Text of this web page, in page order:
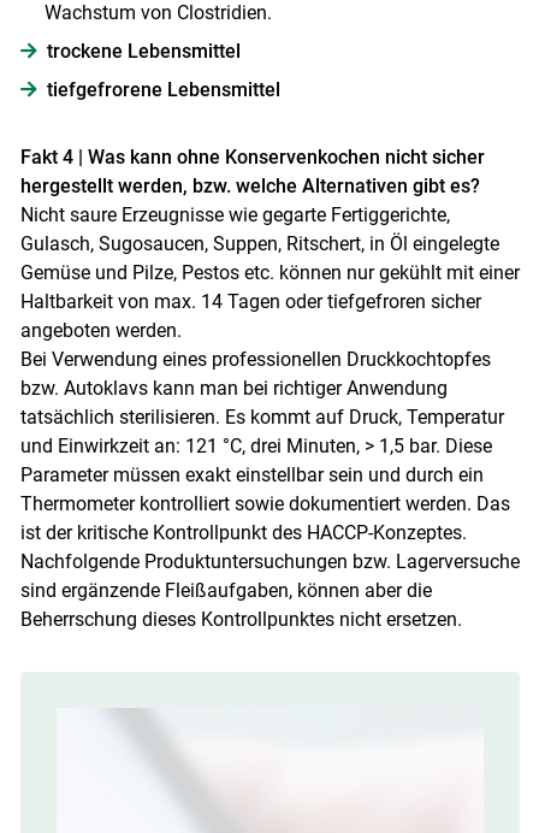
Wachstum von Clostridien.
trockene Lebensmittel
tiefgefrorene Lebensmittel
Fakt 4 | Was kann ohne Konservenkochen nicht sicher
hergestellt werden, bzw. welche Alternativen gibt es?
Nicht saure Erzeugnisse wie gegarte Fertiggerichte,
Gulasch, Sugosaucen, Suppen, Ritschert, in Öl eingelegte
Gemüse und Pilze, Pestos etc. können nur gekühlt mit einer
Haltbarkeit von max. 14 Tagen oder tiefgefroren sicher
angeboten werden.
Bei Verwendung eines professionellen Druckkochtopfes
bzw. Autoklavs kann man bei richtiger Anwendung
tatsächlich sterilisieren. Es kommt auf Druck, Temperatur
und Einwirkzeit an: 121 °C, drei Minuten, > 1,5 bar. Diese
Parameter müssen exakt einstellbar sein und durch ein
Thermometer kontrolliert sowie dokumentiert werden. Das
ist der kritische Kontrollpunkt des HACCP-Konzeptes.
Nachfolgende Produktuntersuchungen bzw. Lagerversuche
sind ergänzende Fleißaufgaben, können aber die
Beherrschung dieses Kontrollpunktes nicht ersetzen.